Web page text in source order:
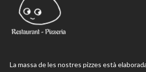
La massa de les nostres pizzes està